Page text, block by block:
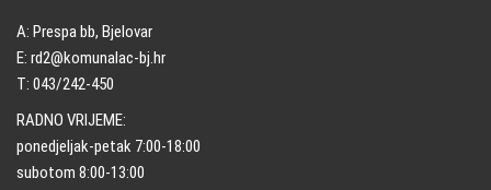
A: Prespa bb, Bjelovar
E: rd2@komunalac-bj.hr
T: 043/242-450
RADNO VRIJEME:
ponedjeljak-petak 7:00-18:00
subotom 8:00-13:00